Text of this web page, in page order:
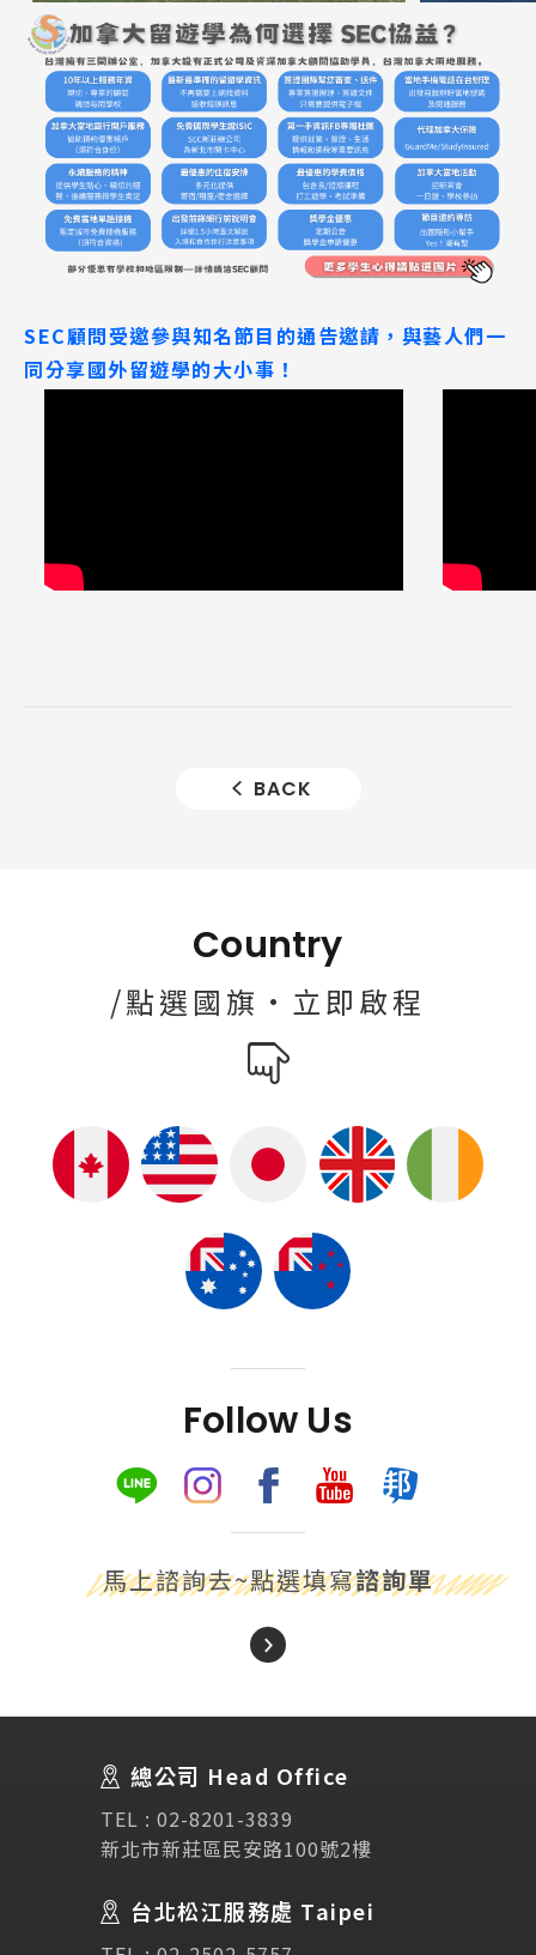
About Us 關於我們
講座活動
Testimonial 學生推薦
Links 相關連結
SEC顧問受邀參與知名節目的通告邀請，與藝人們一
同分享國外留遊學的大小事！
BACK
Country
/點選國旗·立即啟程
Follow Us
馬上諮詢去~點選填寫諮詢單
總公司 Head Office
TEL : 02-8201-3839
新北市新莊區民安路100號2樓
台北松江服務處 Taipei